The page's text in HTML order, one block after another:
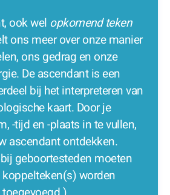
ook wel opkomend teken
ons meer over onze manier
ons gedrag en onze
De ascendant is een
bij het interpreteren van
kaart. Door je
-tijd en -plaats in te vullen,
ascendant ontdekken.
geboortesteden moeten
koppelteken(s) worden